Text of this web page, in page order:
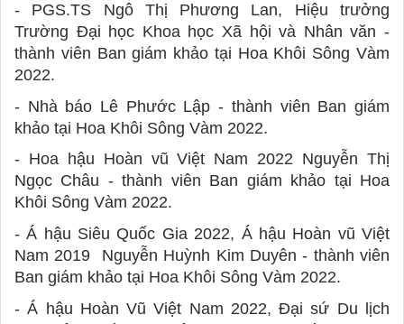
- PGS.TS Ngô Thị Phương Lan, Hiệu trưởng
Trường Đại học Khoa học Xã hội và Nhân văn -
thành viên Ban giám khảo tại Hoa Khôi Sông Vàm
2022.
- Nhà báo Lê Phước Lập - thành viên Ban giám
khảo tại Hoa Khôi Sông Vàm 2022.
- Hoa hậu Hoàn vũ Việt Nam 2022 Nguyễn Thị
Ngọc Châu - thành viên Ban giám khảo tại Hoa
Khôi Sông Vàm 2022.
- Á hậu Siêu Quốc Gia 2022, Á hậu Hoàn vũ Việt
Nam 2019  Nguyễn Huỳnh Kim Duyên - thành viên
Ban giám khảo tại Hoa Khôi Sông Vàm 2022.
- Á hậu Hoàn Vũ Việt Nam 2022, Đại sứ Du lịch